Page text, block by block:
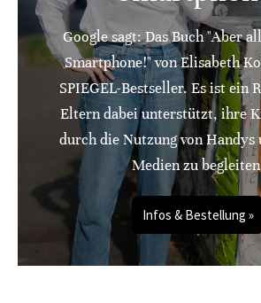
Google sagt: Das Buch "Aber
Smartphone!" von Elisabeth
SPIEGEL-Bestseller. Es ist ein
Eltern dabei unterstützt, ihre
durch die Nutzung von Handys
Medien zu
Infos & Bestellung »